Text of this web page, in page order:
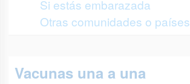
Si estás embarazada
Otras comunidades o países
Vacunas una a una